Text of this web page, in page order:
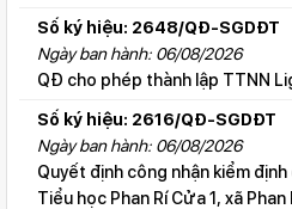
Số ký hiệu: 2648/QĐ-SGDĐT
Ngày ban hành: 06/08/2026
QĐ cho phép thành lập TTNN
Số ký hiệu: 2616/QĐ-SGDĐT
Ngày ban hành: 06/08/2026
Quyết định công nhận kiểm
Tiểu học Phan Rí Cửa 1, xã Phan